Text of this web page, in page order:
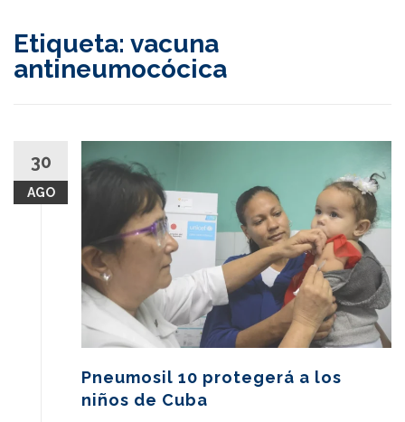
Etiqueta: vacuna
antineumocócica
30
AGO
Pneumosil 10 protegerá a los
niños de Cuba